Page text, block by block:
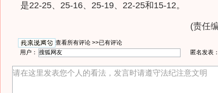
是22-25、25-16、25-19、22-25和15-12。
(责任
查看所有评论 >>已有评论
用户：
匿名发表